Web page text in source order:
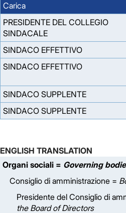
Carica
PRESIDENTE DEL COLLEGIO
SINDACALE
SINDACO EFFETTIVO
SINDACO EFFETTIVO
SINDACO SUPPLENTE
SINDACO SUPPLENTE
ENGLISH TRANSLATION
Organi sociali = Governing
Consiglio di amministrazione =
Presidente del Consiglio di
the Board of Directors